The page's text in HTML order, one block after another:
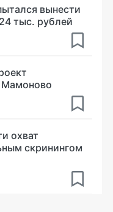
вынести
тыс. рублей
Мамоново
охват
скринингом